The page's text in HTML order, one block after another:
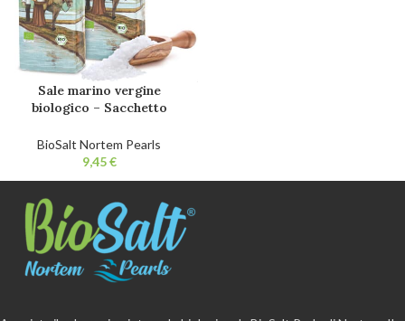
Sale marino vergine
biologico – Sacchetto
cucina biologico 100%
naturale. Non raffinato.
BioSalt Nortem Pearls
€